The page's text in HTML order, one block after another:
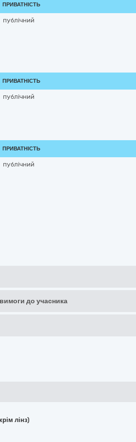
ПРИВАТНІСТЬ
публічний
ПРИВАТНІСТЬ
публічний
ПРИВАТНІСТЬ
публічний
вимоги до учасника
лінз)